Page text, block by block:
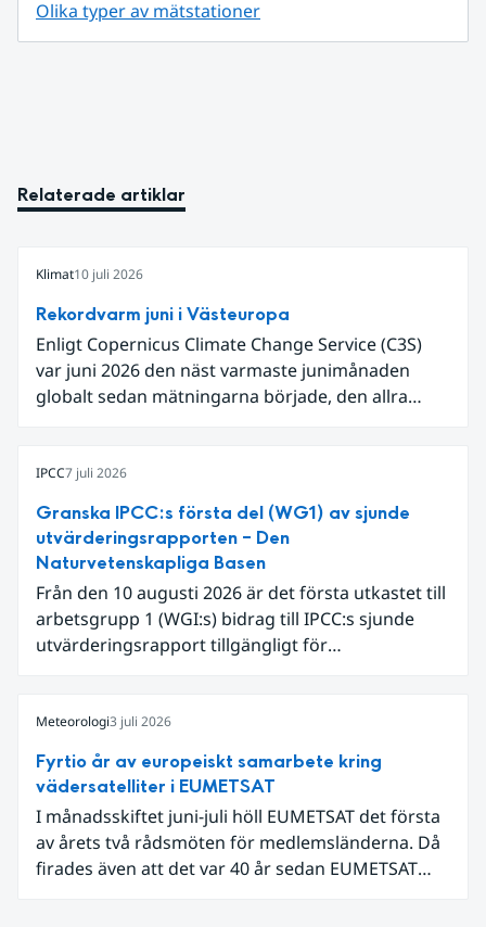
Olika typer av mätstationer
Relaterade artiklar
Klimat10 juli 2026
Rekordvarm juni i Västeuropa
Enligt Copernicus Climate Change Service (C3S)
var juni 2026 den näst varmaste junimånaden
globalt sedan mätningarna började, den allra
begränsar oss till Västeuropa var det den allra
varmaste juni. Detta betingades till stor del av en
extrem hetta i slutet av månaden. Världshavens
ytvattentemperaturer var den högsta som
uppmätts för en juni månad, vilket ligger i fas med
en framväxande El Niño i Stilla havet.
IPCC7 juli 2026
Granska IPCC:s första del (WG1) av sjunde
utvärderingsrapporten – Den
Naturvetenskapliga Basen
Från den 10 augusti 2026 är det första utkastet till
arbetsgrupp 1 (WGI:s) bidrag till IPCC:s sjunde
utvärderingsrapport tillgängligt för
Meteorologi3 juli 2026
Fyrtio år av europeiskt samarbete kring
vädersatelliter i EUMETSAT
I månadsskiftet juni-juli höll EUMETSAT det första
av årets två rådsmöten för medlemsländerna. Då
firades även att det var 40 år sedan EUMETSAT